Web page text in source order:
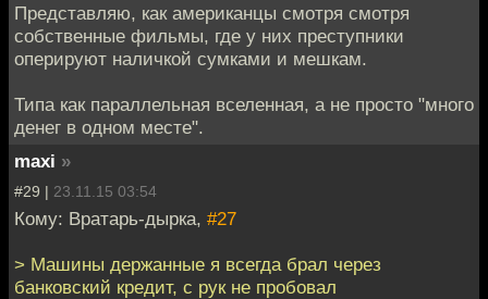
Представляю, как американцы смотря смотря
собственные фильмы, где у них преступники
оперируют наличкой сумками и мешкам.
Типа как параллельная вселенная, а не просто "много
денег в одном месте".
maxi »
#29 | 23.11.15 03:54
Кому: Вратарь-дырка, #27
> Машины держанные я всегда брал через
банковский кредит, с рук не пробовал